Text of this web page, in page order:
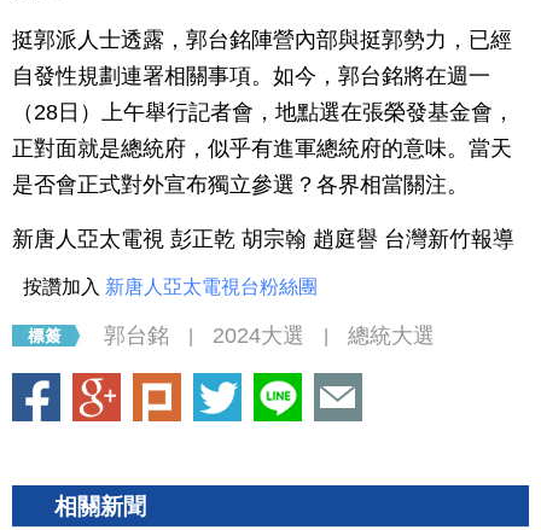
挺郭派人士透露，郭台銘陣營內部與挺郭勢力，已經
自發性規劃連署相關事項。如今，郭台銘將在週一
（28日）上午舉行記者會，地點選在張榮發基金會，
正對面就是總統府，似乎有進軍總統府的意味。當天
是否會正式對外宣布獨立參選？各界相當關注。
新唐人亞太電視 彭正乾 胡宗翰 趙庭譽 台灣新竹報導
按讚加入 新唐人亞太電視台粉絲團
郭台銘 2024大選 總統大選
相關新聞